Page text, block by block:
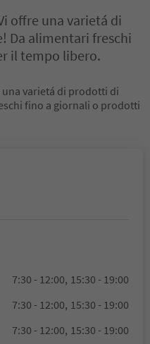
offre una varietá di
Da alimentari freschi
il tempo libero.
varietá di prodotti di
fino a giornali o prodotti
7:30 - 12:00, 15:30 - 19:00
7:30 - 12:00, 15:30 - 19:00
7:30 - 12:00, 15:30 - 19:00